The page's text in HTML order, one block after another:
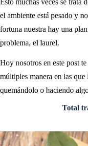
el ambiente está pesado y
fortuna nuestra hay una
problema, el laurel.
Hoy nosotros en este post
múltiples manera en las
quemándolo o haciendo
Total